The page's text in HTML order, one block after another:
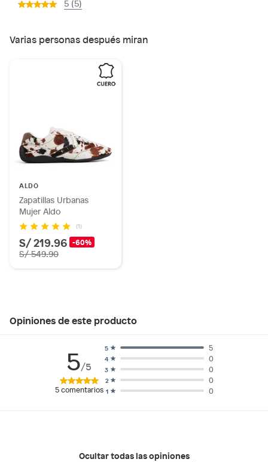
n
5 (5)
Varias personas después miran
ALDO
Zapatillas Urbanas
Mujer Aldo
(1)
S/ 219.96 -60%
S/ 549.90
Opiniones de este producto
5/5
5 comentarios 1 0
2 0
3 0
4 0
5 5
Ocultar todas las opiniones